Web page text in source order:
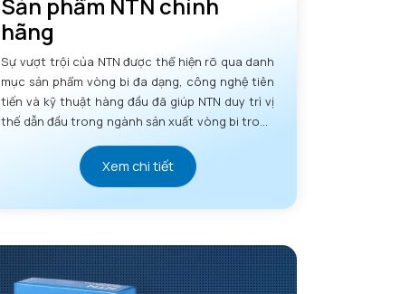
Sản phẩm NTN chính
hãng
Sự vượt trội của NTN được thể hiện rõ qua danh
mục sản phẩm vòng bi đa dạng, công nghệ tiên
tiến và kỹ thuật hàng đầu đã giúp NTN duy trì vị
thế dẫn đầu trong ngành sản xuất vòng bi trong
Xem chi tiết